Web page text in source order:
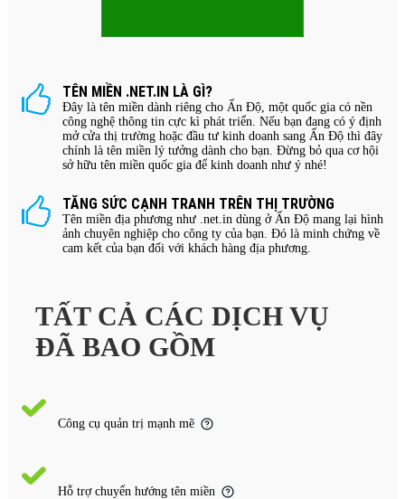
TÊN MIỀN .NET.IN LÀ GÌ?
Đây là tên miền dành riêng cho Ấn Độ, một quốc gia có nền
công nghệ thông tin cực kì phát triển. Nếu bạn đang có ý định
mở cửa thị trường hoặc đầu tư kinh doanh sang Ấn Độ thì đây
chính là tên miền lý tưởng dành cho bạn. Đừng bỏ qua cơ hội
sở hữu tên miền quốc gia để kinh doanh như ý nhé!
TĂNG SỨC CẠNH TRANH TRÊN THỊ TRƯỜNG
Tên miền địa phương như .net.in dùng ở Ấn Độ mang lại hình
ảnh chuyên nghiệp cho công ty của bạn. Đó là minh chứng về
cam kết của bạn đối với khách hàng địa phương.
TẤT CẢ CÁC DỊCH VỤ
ĐÃ BAO GỒM
Công cụ quản trị mạnh mẽ
Hỗ trợ chuyển hướng tên miền